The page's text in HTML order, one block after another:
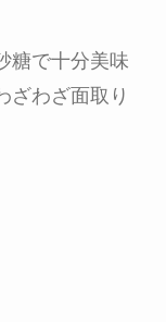
糖で十分美味
ざわざ面取り